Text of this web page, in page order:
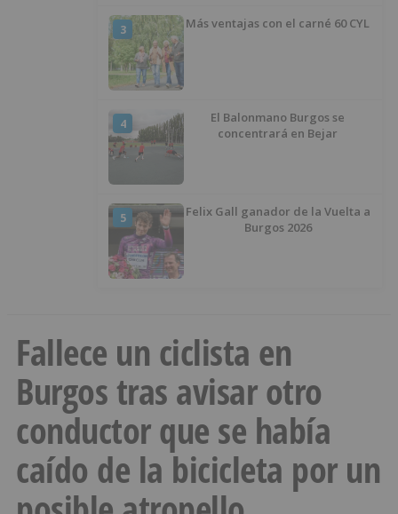
3 Más ventajas con el carné 60 CYL
4
El Balonmano Burgos se
concentrará en Bejar
5
Felix Gall ganador de la Vuelta a
Burgos 2026
Fallece un ciclista en
Burgos tras avisar otro
conductor que se había
caído de la bicicleta por un